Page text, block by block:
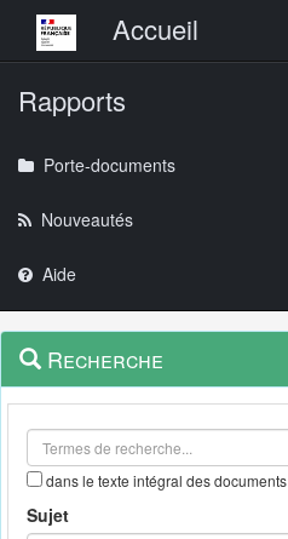
Menu principalAccueil
Rapports
Porte-documents
Nouveautés
Aide
Navigation
outils
Menu
contextuel
Recherche
dans le texte intégral des documents
Sujet